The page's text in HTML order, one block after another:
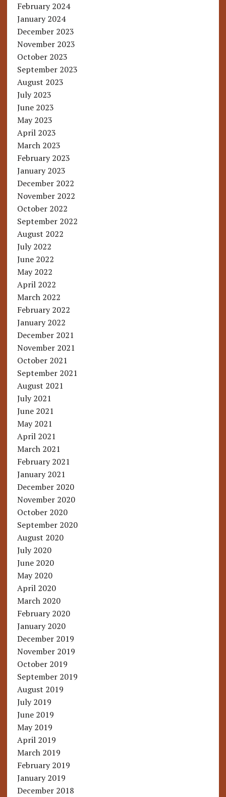
February 2024
January 2024
December 2023
November 2023
October 2023
September 2023
August 2023
July 2023
June 2023
May 2023
April 2023
March 2023
February 2023
January 2023
December 2022
November 2022
October 2022
September 2022
August 2022
July 2022
June 2022
May 2022
April 2022
March 2022
February 2022
January 2022
December 2021
November 2021
October 2021
September 2021
August 2021
July 2021
June 2021
May 2021
April 2021
March 2021
February 2021
January 2021
December 2020
November 2020
October 2020
September 2020
August 2020
July 2020
June 2020
May 2020
April 2020
March 2020
February 2020
January 2020
December 2019
November 2019
October 2019
September 2019
August 2019
July 2019
June 2019
May 2019
April 2019
March 2019
February 2019
January 2019
December 2018